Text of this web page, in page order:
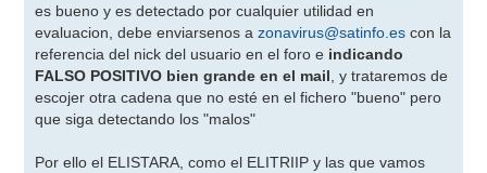
es bueno y es detectado por cualquier utilidad en
evaluacion, debe enviarsenos azonavirus@satinfo.es con la
referencia del nick del usuario en el foro e indicando
FALSO POSITIVO bien grande en el mail, y trataremos de
escojer otra cadena que no esté en el fichero "bueno" pero
que siga detectando los "malos"
Por ello el ELISTARA, como el ELITRIIP y las que vamos